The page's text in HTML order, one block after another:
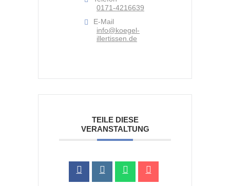
0171-4216639
E-Mail
info@koegel-
illertissen.de
TEILE DIESE
VERANSTALTUNG